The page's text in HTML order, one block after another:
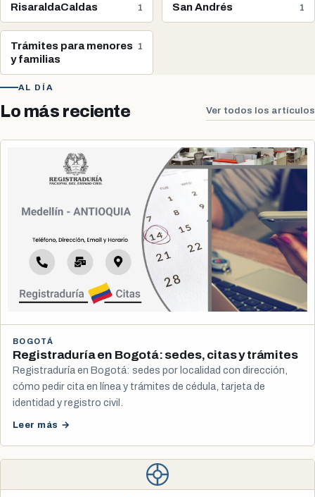
RisaraldaCaldas 1 San Andrés 1
Trámites para menores
y familias
1
AL DÍA
Lo más reciente Ver todos los artículos
BOGOTÁ
Registraduría en Bogotá: sedes, citas y trámites
Registraduría en Bogotá: sedes por localidad con dirección,
cómo pedir cita en línea y trámites de cédula, tarjeta de
identidad y registro civil.
Leer más →